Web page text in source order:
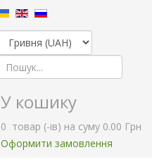
У кошику
0 товар (-ів) на суму 0.00 Грн
Оформити замовлення